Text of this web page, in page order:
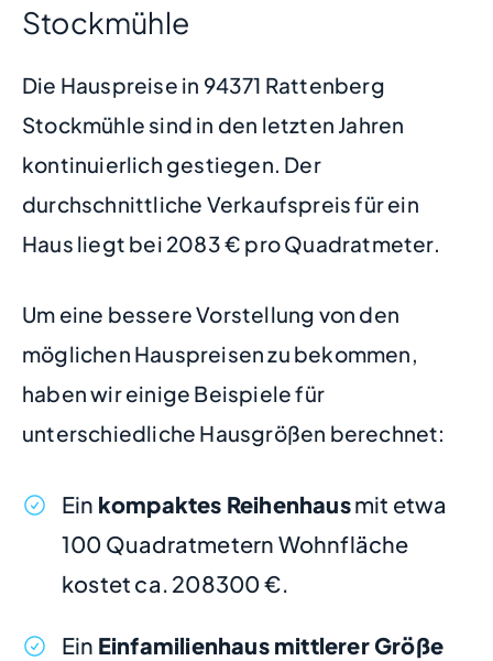
Stockmühle
Die Hauspreise in 94371 Rattenberg
Stockmühle sind in den letzten Jahren
kontinuierlich gestiegen. Der
durchschnittliche Verkaufspreis für ein
Haus liegt bei 2083 € pro Quadratmeter.
Um eine bessere Vorstellung von den
möglichen Hauspreisen zu bekommen,
haben wir einige Beispiele für
unterschiedliche Hausgrößen berechnet:
Ein kompaktes Reihenhausmit etwa
100 Quadratmetern Wohnfläche
kostet ca. 208300 €.
Ein Einfamilienhaus mittlerer Größe